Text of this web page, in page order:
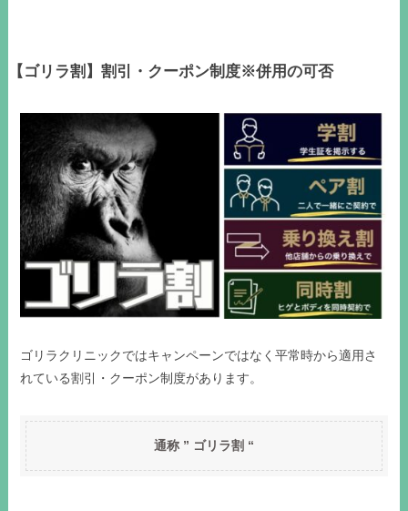
【ゴリラ割】割引・クーポン制度※併用の可否
ゴリラクリニックではキャンペーンではなく平常時から適用さ
れている割引・クーポン制度があります。
通称 ” ゴリラ割 “